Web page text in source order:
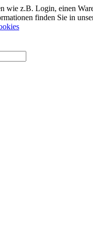
wie z.B. Login, einen
finden Sie in